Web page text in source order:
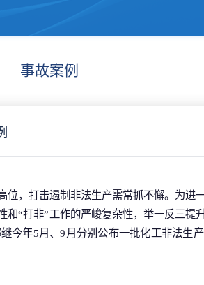
事故案例
位，打击遏制非法生产需常抓不懈。为进
“打非”工作的严峻复杂性，举一反三提
今年5月、9月分别公布一批化工非法生